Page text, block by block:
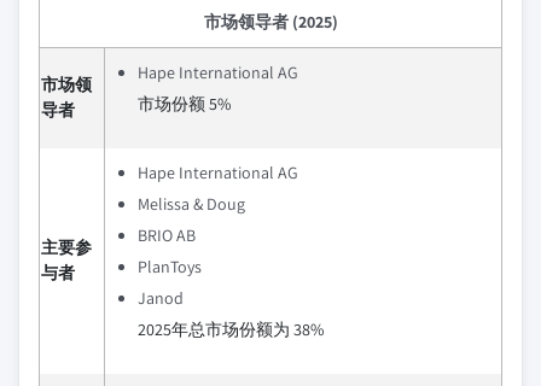
市场领导者 (2025)
市场领
导者
Hape International AG
市场份额 5%
主要参
与者
Hape International AG
Melissa & Doug
BRIO AB
PlanToys
Janod
2025年总市场份额为 38%